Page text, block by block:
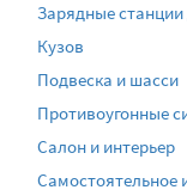
Зарядные
Кузов
Подвеска и шасси
Противоугонные
Салон и интерьер
Самостоятельное